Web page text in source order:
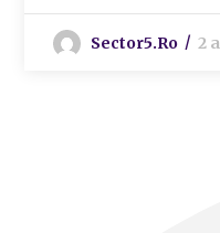
Sector5.ro 2